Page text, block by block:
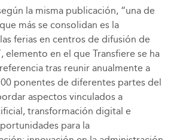
la misma publicación, “una de
más se consolidan es la
ferias en centros de difusión de
elemento en el que Transfiere se ha
tras reunir anualmente a
ponentes de diferentes partes del
aspectos vinculados a
transformación digital e
para la